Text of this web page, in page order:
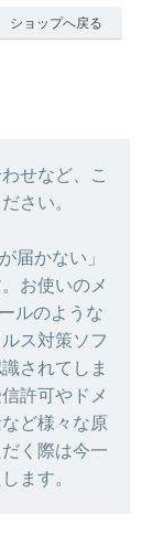
ショップへ戻る
せなど、こ
さい。
届かない」
お使いのメ
ルのような
ス対策ソフ
されてしま
許可やドメ
ど様々な原
く際は今一
ます。